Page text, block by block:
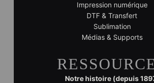
Impression numérique
DTF & Transfert
Sublimation
Médias & Supports
Notre histoire (depuis